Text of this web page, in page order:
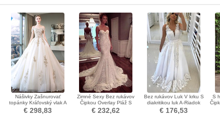
Nášivky Zašnurovať
topánky Kráľovský vlak A
Riadok Poroka Obleko
€ 298,83
Zimné Sexy Bez rukávov
Čipkou Overlay Pláž S
hlbokým výstrihom
Svadobné šaty
€ 232,62
Bez rukávov Luk V krku S
diakritikou luk A-Riadok
Svadobné šaty
€ 176,53
S